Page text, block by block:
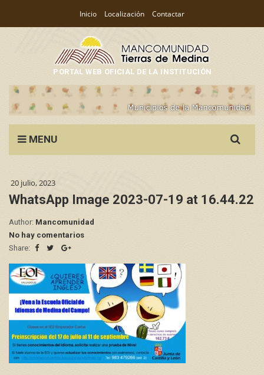
Inicio Localización Contactar
PORTAL WEB OFICIAL DE LA INSTITUCIÓN
MENU
for:
20 julio, 2023
WhatsApp Image 2023-07-19 at 16.44.22
Author: Mancomunidad
No hay comentarios
Share: